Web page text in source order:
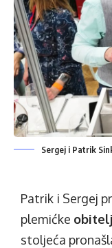
Sergej i Patrik
Patrik i Sergej
plemićke
stoljeća